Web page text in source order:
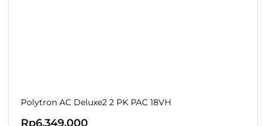
Polytron AC Deluxe2 2 PK PAC 18VH
Rp6.349.000